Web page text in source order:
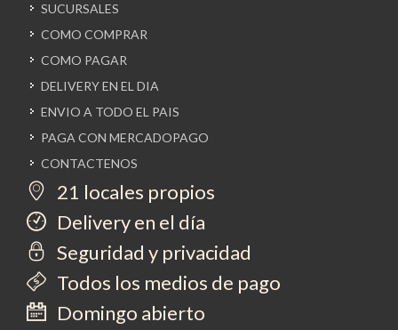
SUCURSALES
COMO COMPRAR
COMO PAGAR
DELIVERY EN EL DIA
ENVIO A TODO EL PAIS
PAGA CON MERCADOPAGO
CONTACTENOS
21 locales propios
Delivery en el día
Seguridad y privacidad
Todos los medios de pago
Domingo abierto